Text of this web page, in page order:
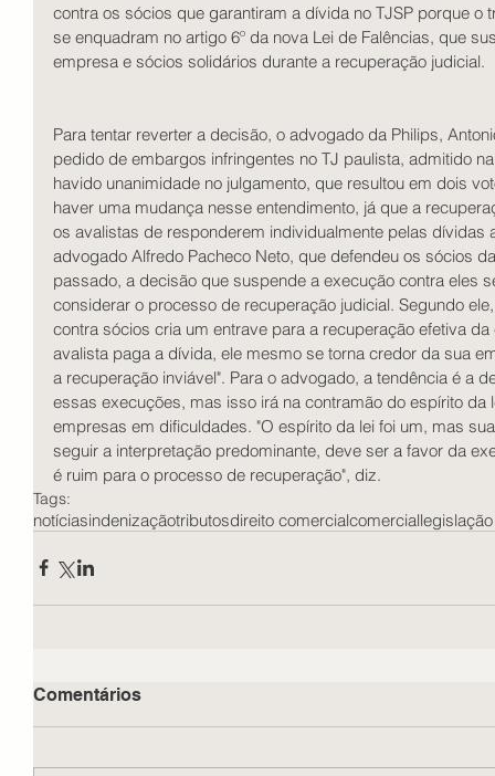
contra os sócios que garantiram a dívida no TJSP porque o
se enquadram no artigo 6º da nova Lei de Falências, que
empresa e sócios solidários durante a recuperação judicial.
Para tentar reverter a decisão, o advogado da Philips,
pedido de embargos infringentes no TJ paulista, admitido
havido unanimidade no julgamento, que resultou em dois
haver uma mudança nesse entendimento, já que a
os avalistas de responderem individualmente pelas dívidas
advogado Alfredo Pacheco Neto, que defendeu os sócios
passado, a decisão que suspende a execução contra eles
considerar o processo de recuperação judicial. Segundo
contra sócios cria um entrave para a recuperação efetiva
avalista paga a dívida, ele mesmo se torna credor da sua
a recuperação inviável". Para o advogado, a tendência é a
essas execuções, mas isso irá na contramão do espírito
empresas em dificuldades. "O espírito da lei foi um, mas
seguir a interpretação predominante, deve ser a favor da
é ruim para o processo de recuperação", diz.
Tags:
notíciasindenizaçãotributosdireito comercialcomerciallegislação
Comentários